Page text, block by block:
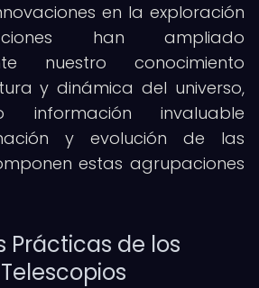
en la exploración
han ampliado
nuestro conocimiento
y dinámica del universo,
información invaluable
y evolución de las
estas agrupaciones
Prácticas de los